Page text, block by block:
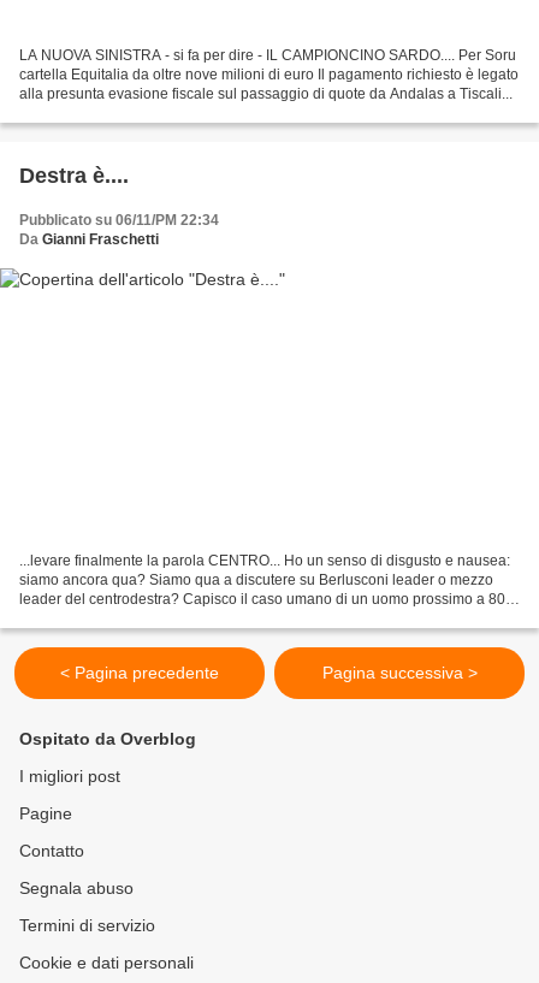
LA NUOVA SINISTRA - si fa per dire - IL CAMPIONCINO SARDO.... Per Soru
cartella Equitalia da oltre nove milioni di euro Il pagamento richiesto è legato
alla presunta evasione fiscale sul passaggio di quote da Andalas a Tiscali...
Destra è....
Pubblicato su 06/11/PM 22:34
Da Gianni Fraschetti
...levare finalmente la parola CENTRO... Ho un senso di disgusto e nausea:
siamo ancora qua? Siamo qua a discutere su Berlusconi leader o mezzo
leader del centrodestra? Capisco il caso umano di un uomo prossimo a 80
< Pagina precedente Pagina successiva >
Ospitato da Overblog
I migliori post
Pagine
Contatto
Segnala abuso
Termini di servizio
Cookie e dati personali